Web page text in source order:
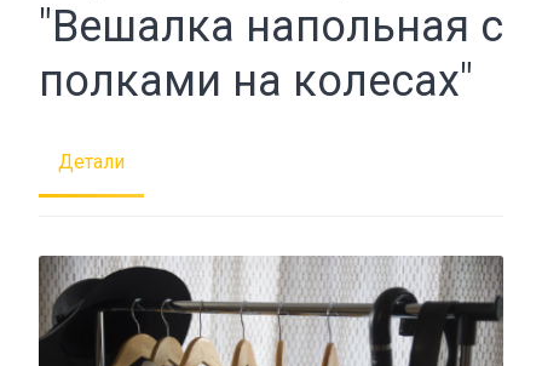
"Вешалка напольная с
полками на колесах"
Детали